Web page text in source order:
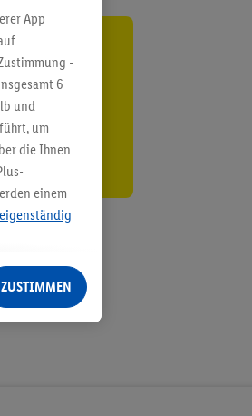
App
-
6
und
um
die Ihnen
einem
eigenständig
Ihr
Ihre
von
ZUSTIMMEN